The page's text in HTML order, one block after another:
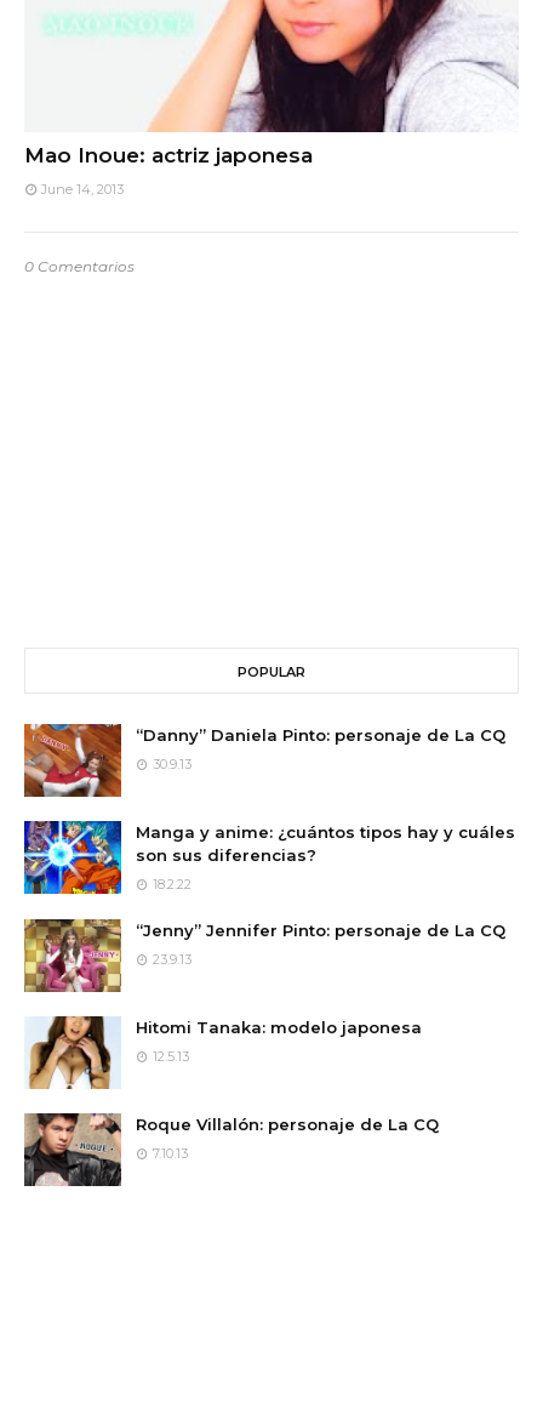
Mao Inoue: actriz japonesa
June 14, 2013
0 Comentarios
POPULAR
“Danny” Daniela Pinto: personaje de La CQ
30.9.13
Manga y anime: ¿cuántos tipos hay y cuáles
son sus diferencias?
18.2.22
“Jenny” Jennifer Pinto: personaje de La CQ
23.9.13
Hitomi Tanaka: modelo japonesa
12.5.13
Roque Villalón: personaje de La CQ
7.10.13